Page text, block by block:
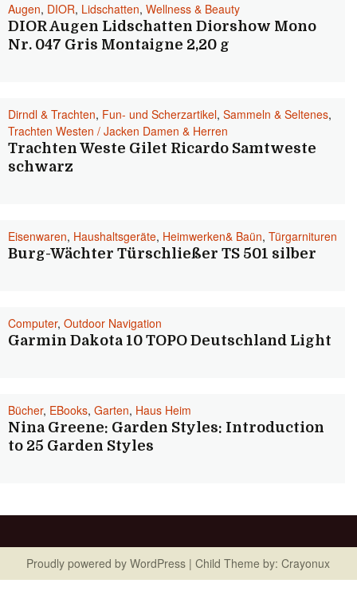
Augen, DIOR, Lidschatten, Wellness & Beauty
DIOR Augen Lidschatten Diorshow Mono
Nr. 047 Gris Montaigne 2,20 g
Dirndl & Trachten, Fun- und Scherzartikel, Sammeln & Seltenes,
Trachten Westen / Jacken Damen & Herren
Trachten Weste Gilet Ricardo Samtweste
schwarz
Eisenwaren, Haushaltsgeräte, Heimwerken& Baün, Türgarnituren
Burg-Wächter Türschließer TS 501 silber
Computer, Outdoor Navigation
Garmin Dakota 10 TOPO Deutschland Light
Bücher, EBooks, Garten, Haus Heim
Nina Greene: Garden Styles: Introduction
to 25 Garden Styles
Proudly powered by WordPress | Child Theme by: Crayonux